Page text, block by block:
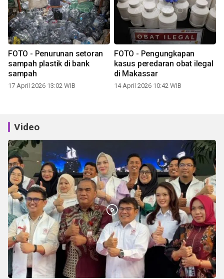
FOTO - Penurunan setoran
sampah plastik di bank
sampah
17 April 2026 13:02 WIB
FOTO - Pengungkapan
kasus peredaran obat ilegal
di Makassar
14 April 2026 10:42 WIB
Video